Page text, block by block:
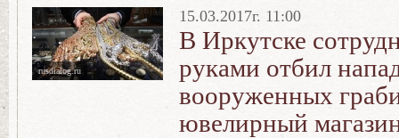
rusdialog.ru
15.03.2017г. 11:00
В Иркутске
руками отбил
вооруженных
ювелирный